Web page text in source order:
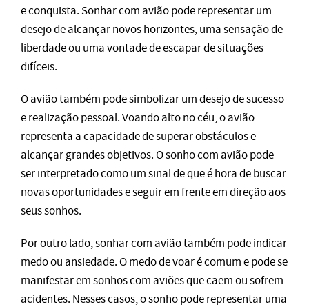
e conquista. Sonhar com avião pode representar um
desejo de alcançar novos horizontes, uma sensação de
liberdade ou uma vontade de escapar de situações
difíceis.
O avião também pode simbolizar um desejo de sucesso
e realização pessoal. Voando alto no céu, o avião
representa a capacidade de superar obstáculos e
alcançar grandes objetivos. O sonho com avião pode
ser interpretado como um sinal de que é hora de buscar
novas oportunidades e seguir em frente em direção aos
seus sonhos.
Por outro lado, sonhar com avião também pode indicar
medo ou ansiedade. O medo de voar é comum e pode se
manifestar em sonhos com aviões que caem ou sofrem
acidentes. Nesses casos, o sonho pode representar uma